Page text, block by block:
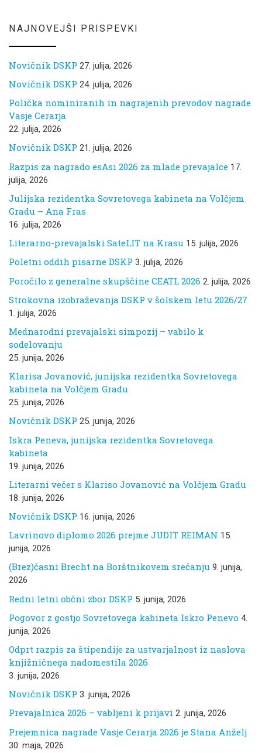
NAJNOVEJŠI PRISPEVKI
Novičnik DSKP 27. julija, 2026
Novičnik DSKP 24. julija, 2026
Polička nominiranih in nagrajenih prevodov nagrade
Vasje Cerarja
22. julija, 2026
Novičnik DSKP 21. julija, 2026
Razpis za nagrado esAsi 2026 za mlade prevajalce 17.
julija, 2026
Julijska rezidentka Sovretovega kabineta na Volčjem
Gradu – Ana Fras
16. julija, 2026
Literarno-prevajalski SateLIT na Krasu 15. julija, 2026
Poletni oddih pisarne DSKP 3. julija, 2026
Poročilo z generalne skupščine CEATL 2026 2. julija, 2026
Strokovna izobraževanja DSKP v šolskem letu 2026/27
1. julija, 2026
Mednarodni prevajalski simpozij – vabilo k
sodelovanju
25. junija, 2026
Klarisa Jovanović, junijska rezidentka Sovretovega
kabineta na Volčjem Gradu
25. junija, 2026
Novičnik DSKP 25. junija, 2026
Iskra Peneva, junijska rezidentka Sovretovega
kabineta
19. junija, 2026
Literarni večer s Klariso Jovanović na Volčjem Gradu
18. junija, 2026
Novičnik DSKP 16. junija, 2026
Lavrinovo diplomo 2026 prejme JUDIT REIMAN 15.
junija, 2026
(Brez)časni Brecht na Borštnikovem srečanju 9. junija,
2026
Redni letni občni zbor DSKP 5. junija, 2026
Pogovor z gostjo Sovretovega kabineta Iskro Penevo 4.
junija, 2026
Odprt razpis za štipendije za ustvarjalnost iz naslova
knjižničnega nadomestila 2026
3. junija, 2026
Novičnik DSKP 3. junija, 2026
Prevajalnica 2026 – vabljeni k prijavi 2. junija, 2026
Prejemnica nagrade Vasje Cerarja 2026 je Stana Anželj
30. maja, 2026